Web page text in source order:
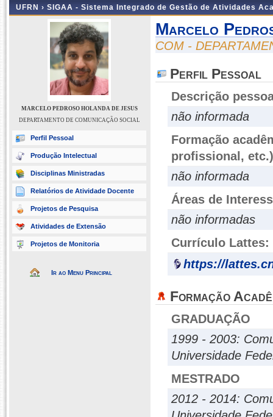
UFRN › SIGAA - Sistema Integrado de Gestão de Atividades
MARCELO PEDROSO HOLANDA DE JESUS
DEPARTAMENTO DE COMUNICAÇÃO SOCIAL
Perfil Pessoal
Produção Intelectual
Disciplinas Ministradas
Relatórios de Atividade Docente
Projetos de Pesquisa
Atividades de Extensão
Projetos de Monitoria
Ir ao Menu Principal
Marcelo
COM -
Perfil Pessoal
Descrição
não informada
Formação
profissional, etc.)
não informada
Áreas de
não informadas
Currículo Lattes:
https://
Formação
GRADUAÇÃO
1999 - 2003:
Universidade
MESTRADO
2012 - 2014: